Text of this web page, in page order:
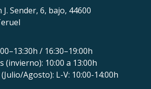
J. Sender, 6, bajo, 44600
/ 16:30–19:00h
(invierno): 10:00 a 13:00h
Agosto): L-V: 10:00-14:00h